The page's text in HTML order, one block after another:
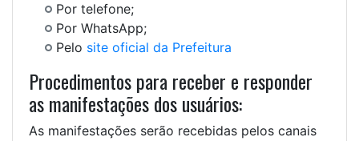
Por telefone;
Por WhatsApp;
Pelo site oficial da Prefeitura
Procedimentos para receber e responder
as manifestações dos usuários:
As manifestações serão recebidas pelos canais